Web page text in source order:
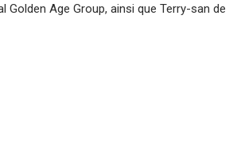
Age Group, ainsi que Terry-san de